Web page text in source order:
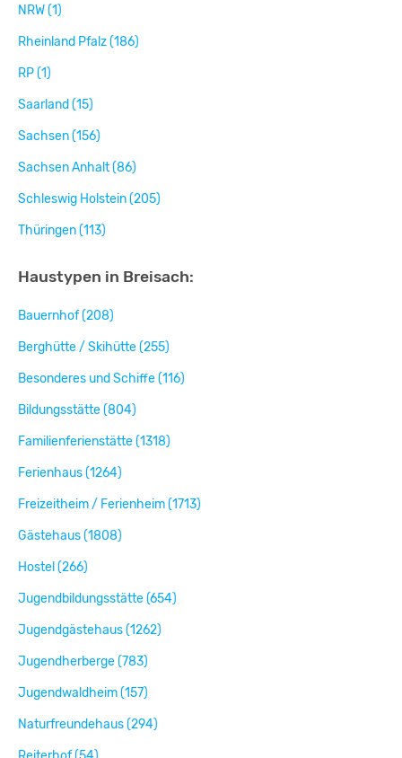
NRW (1)
Rheinland Pfalz (186)
RP (1)
Saarland (15)
Sachsen (156)
Sachsen Anhalt (86)
Schleswig Holstein (205)
Thüringen (113)
Haustypen in Breisach:
Bauernhof (208)
Berghütte / Skihütte (255)
Besonderes und Schiffe (116)
Bildungsstätte (804)
Familienferienstätte (1318)
Ferienhaus (1264)
Freizeitheim / Ferienheim (1713)
Gästehaus (1808)
Hostel (266)
Jugendbildungsstätte (654)
Jugendgästehaus (1262)
Jugendherberge (783)
Jugendwaldheim (157)
Naturfreundehaus (294)